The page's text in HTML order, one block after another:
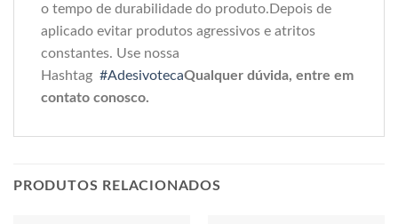
o tempo de durabilidade do produto.Depois de
aplicado evitar produtos agressivos e atritos
constantes. Use nossa
Hashtag #AdesivotecaQualquer dúvida, entre em
contato conosco.
PRODUTOS RELACIONADOS